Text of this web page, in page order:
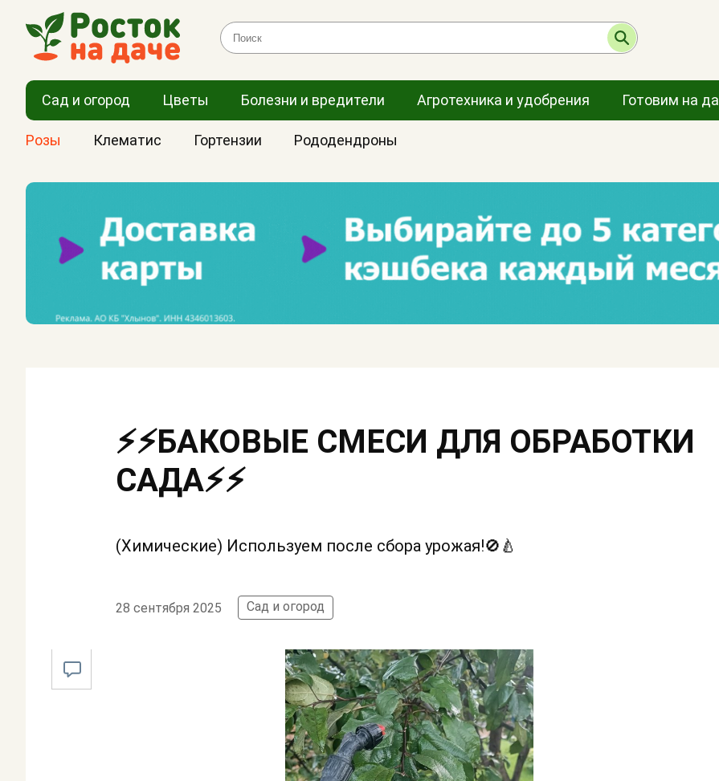
Сад и огород Цветы Болезни и вредители Агротехника и удобрения Готовим на
Розы Клематис Гортензии Рододендроны
⚡⚡БАКОВЫЕ СМЕСИ ДЛЯ ОБРАБОТКИ
САДА⚡⚡
(Химические) Используем после сбора урожая!🚫🍐
28 сентября 2025 Сад и огород